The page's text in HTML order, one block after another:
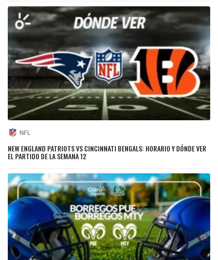
NFL
NEW ENGLAND PATRIOTS VS CINCINNATI BENGALS: HORARIO Y DÓNDE VER
EL PARTIDO DE LA SEMANA 12